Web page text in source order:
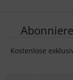
Kostenlose